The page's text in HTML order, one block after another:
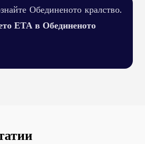
Обединеното кралство.
ЕТА в Обединеното